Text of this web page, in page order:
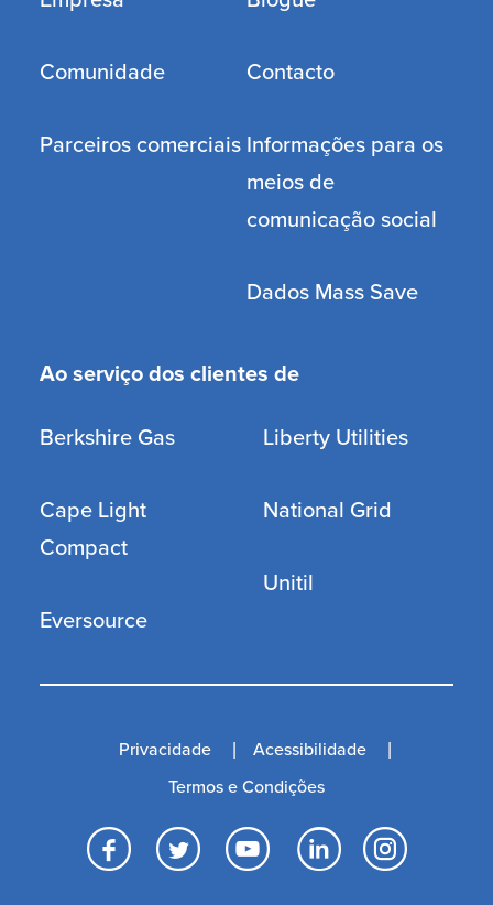
Comunidade
Parceiros comerciais
Contacto
Informações para os
meios de
comunicação social
Dados Mass Save
Ao serviço dos clientes de
Berkshire Gas
Cape Light
Compact
Eversource
Liberty Utilities
National Grid
Unitil
Facebook
TwitterYouTube
Privacidade
Acessibilidade
Termos e Condições